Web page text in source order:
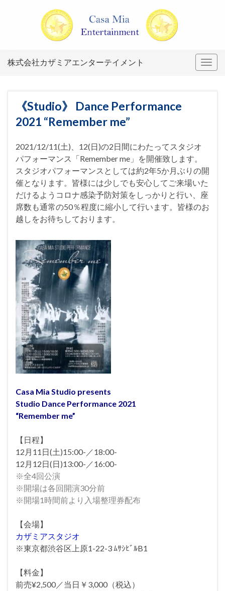
株式会社カザミアエンターテイメント
《Studio》 Dance Performance
2021 “Remember me”
2021/12/11(土)、12(日)の2日間にわたってスタジオ
パフォーマンス「Remember me」を開催致します。
スタジオパフォーマンスとしては約2年5か月ぶりの開
催となります。皆様には少しでも安心してご来場いた
だけるようコロナ感染予防対策をしっかりと行い、座
席数も通常の50％程度に縮小して行います。皆様のお
越しをお待ちしております。
Casa Mia Studio presents
Studio Dance Performance 2021
“Remember me”
【日程】
12月11日(土)15:00-／18:00-
12月12日(日)13:00-／16:00-
※全4回公演
※開場は各回開演30分前
※開場1時間前より入場整理券配布
【会場】
カザミアスタジオ
※東京都渋谷区上原1-22-3 ﾑｻｼﾋﾞﾙB1
【料金】
前売¥2,500／当日￥3,000（税込）